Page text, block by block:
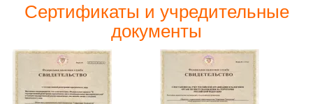
Сертификаты и учредительные
документы